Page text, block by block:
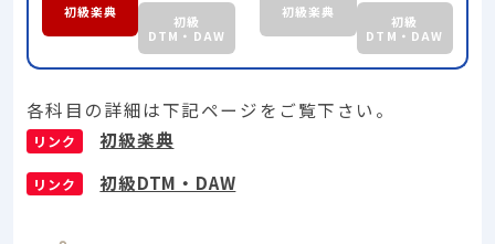
初級楽典
初級
DTM・DAW
初級楽典
初級
DTM・DAW
各科目の詳細は下記ページをご覧下さい。
リンク 初級楽典
リンク 初級DTM・DAW